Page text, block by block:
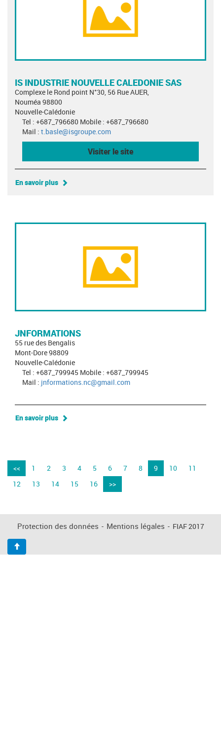
IS INDUSTRIE NOUVELLE CALEDONIE SAS
Complexe le Rond point N°30, 56 Rue AUER,
Nouméa 98800
Nouvelle-Calédonie
Tel : +687_796680 Mobile : +687_796680
Mail : t.basle@isgroupe.com
Visiter le site
En savoir plus
JNFORMATIONS
55 rue des Bengalis
Mont-Dore 98809
Nouvelle-Calédonie
Tel : +687_799945 Mobile : +687_799945
Mail : jnformations.nc@gmail.com
En savoir plus
<< 1 2 3 4 5 6 7 8 9 10
11
12
13 14 15 16 >>
Protection des données - Mentions légales - FIAF 2017